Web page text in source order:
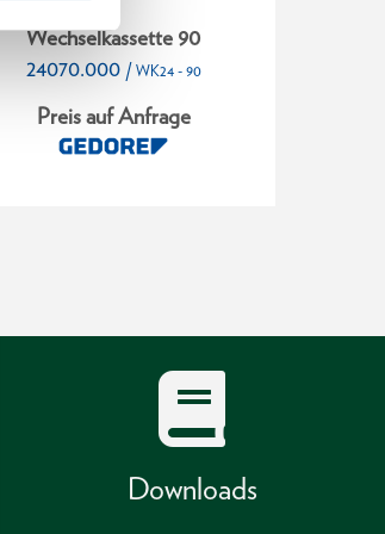
Wechselkassette 90
24070.000 / WK24 - 90
Preis auf Anfrage
Downloads